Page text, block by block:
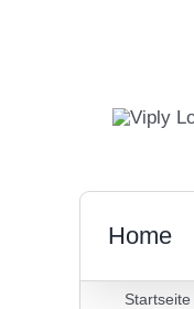
Home
Startseite